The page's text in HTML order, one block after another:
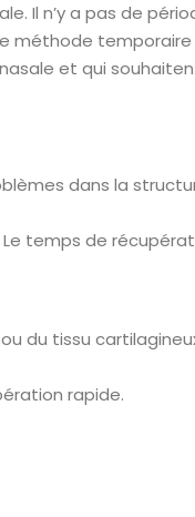
Il n’y a pas de
méthode
et qui
dans la
Le temps de
du tissu
rapide.